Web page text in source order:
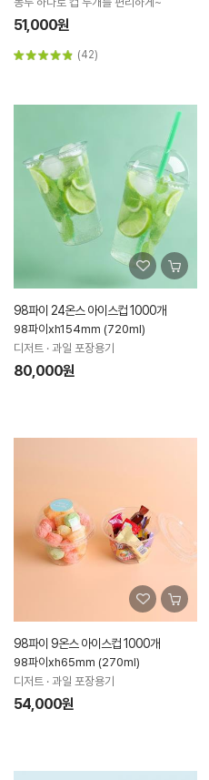
51,000원
(42)
98파이 24온스 아이스컵 1000개
98파이xh154mm (720ml)
디저트 · 과일 포장용기
80,000원
98파이 9온스 아이스컵 1000개
98파이xh65mm (270ml)
디저트 · 과일 포장용기
54,000원